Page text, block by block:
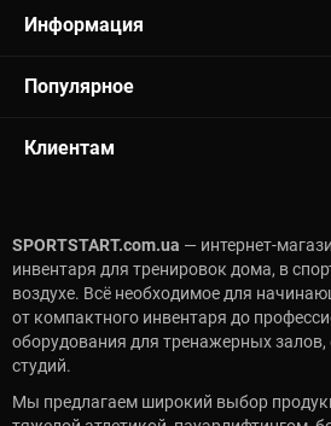
Информация
Популярное
Клиентам
SPORTSTART.com.ua — интернет-
инвентаря для тренировок дома, в
воздухе. Всё необходимое для
от компактного инвентаря до
оборудования для тренажерных залов,
студий.
Мы предлагаем широкий выбор